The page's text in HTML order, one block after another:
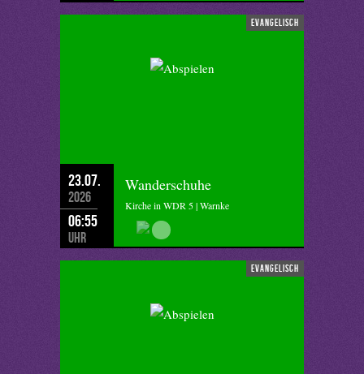
evangelisch
23.07.
2026
06:55
Uhr
Wanderschuhe
Kirche in WDR 5 | Warnke
evangelisch